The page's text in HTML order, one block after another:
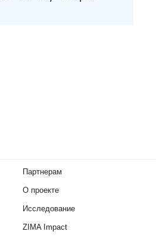
Партнерам
О проекте
Исследование
ZIMA Impact